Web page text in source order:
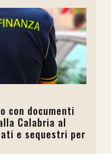
con documenti
Calabria al
e sequestri per